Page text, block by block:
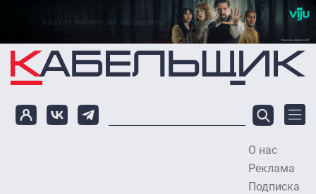
Перейти к основному содержанию
О нас
Реклама
Подписка